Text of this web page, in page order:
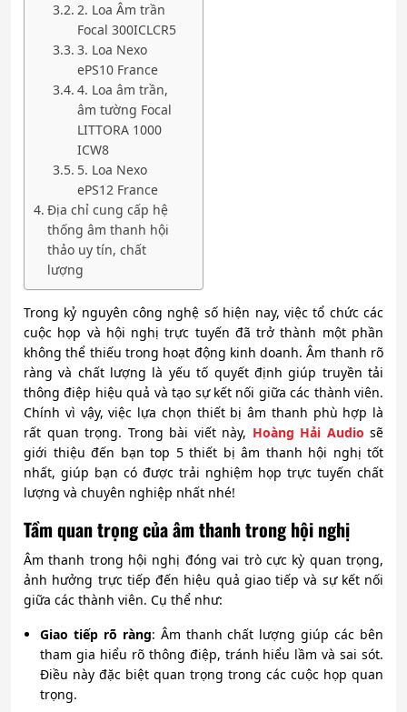
2. Loa Âm trần
Focal 300ICLCR5
3. Loa Nexo
ePS10 France
4. Loa âm trần,
âm tường Focal
LITTORA 1000
ICW8
5. Loa Nexo
ePS12 France
Địa chỉ cung cấp hệ
thống âm thanh hội
thảo uy tín, chất
lượng
Trong kỷ nguyên công nghệ số hiện nay, việc tổ chức các
cuộc họp và hội nghị trực tuyến đã trở thành một phần
không thể thiếu trong hoạt động kinh doanh. Âm thanh rõ
ràng và chất lượng là yếu tố quyết định giúp truyền tải
thông điệp hiệu quả và tạo sự kết nối giữa các thành viên.
Chính vì vậy, việc lựa chọn thiết bị âm thanh phù hợp là
rất quan trọng. Trong bài viết này, Hoàng Hải Audio sẽ
giới thiệu đến bạn top 5 thiết bị âm thanh hội nghị tốt
nhất, giúp bạn có được trải nghiệm họp trực tuyến chất
lượng và chuyên nghiệp nhất nhé!
Tầm quan trọng của âm thanh trong hội nghị
Âm thanh trong hội nghị đóng vai trò cực kỳ quan trọng,
ảnh hưởng trực tiếp đến hiệu quả giao tiếp và sự kết nối
giữa các thành viên. Cụ thể như:
Giao tiếp rõ ràng: Âm thanh chất lượng giúp các bên
tham gia hiểu rõ thông điệp, tránh hiểu lầm và sai sót.
Điều này đặc biệt quan trọng trong các cuộc họp quan
trọng.